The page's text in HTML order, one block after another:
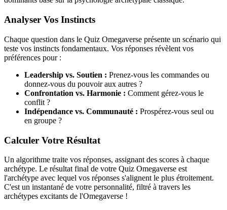
Analyser Vos Instincts
Chaque question dans le Quiz Omegaverse présente un scénario qui
teste vos instincts fondamentaux. Vos réponses révèlent vos
préférences pour :
Leadership vs. Soutien : Prenez-vous les commandes ou
donnez-vous du pouvoir aux autres ?
Confrontation vs. Harmonie : Comment gérez-vous le
conflit ?
Indépendance vs. Communauté : Prospérez-vous seul ou
en groupe ?
Calculer Votre Résultat
Un algorithme traite vos réponses, assignant des scores à chaque
archétype. Le résultat final de votre Quiz Omegaverse est
l'archétype avec lequel vos réponses s'alignent le plus étroitement.
C'est un instantané de votre personnalité, filtré à travers les
archétypes excitants de l'Omegaverse !